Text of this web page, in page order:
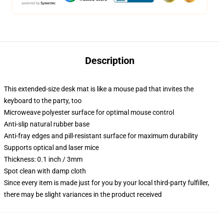
Description
This extended-size desk mat is like a mouse pad that invites the
keyboard to the party, too
Microweave polyester surface for optimal mouse control
Anti-slip natural rubber base
Anti-fray edges and pill-resistant surface for maximum durability
Supports optical and laser mice
Thickness: 0.1 inch / 3mm
Spot clean with damp cloth
Since every item is made just for you by your local third-party fulfiller,
there may be slight variances in the product received